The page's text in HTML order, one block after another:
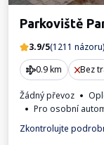
Parkoviště
3.9/5(1211 názoru)
0.9 km
Bez
Žádný převoz
Pro osobní
Fakturaod
Zkontrolujte